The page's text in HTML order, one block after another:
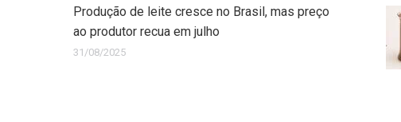
Produção de leite cresce no Brasil, mas preço
ao produtor recua em julho
31/08/2025